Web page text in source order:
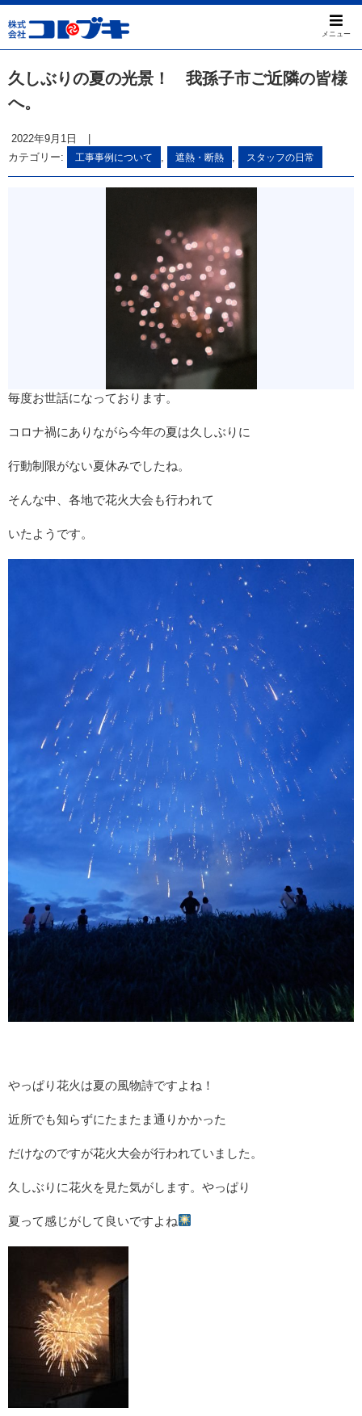
メニュー
久しぶりの夏の光景！ 我孫子市ご近隣の皆様
へ。
2022年9月1日
カテゴリー:
工事事例について , 遮熱・断熱 , スタッフの日常
毎度お世話になっております。
コロナ禍にありながら今年の夏は久しぶりに
行動制限がない夏休みでしたね。
そんな中、各地で花火大会も行われて
いたようです。
やっぱり花火は夏の風物詩ですよね！
近所でも知らずにたまたま通りかかった
だけなのですが花火大会が行われていました。
久しぶりに花火を見た気がします。やっぱり
夏って感じがして良いですよね